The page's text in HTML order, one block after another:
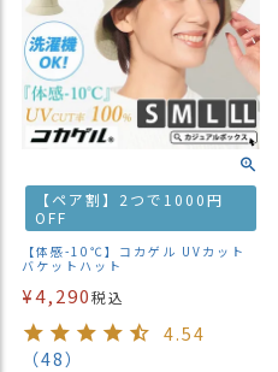
【ペア割】2つで1000円
OFF
【体感-10℃】コカゲル UVカット
バケットハット
¥4,290税込
4.54
（48）